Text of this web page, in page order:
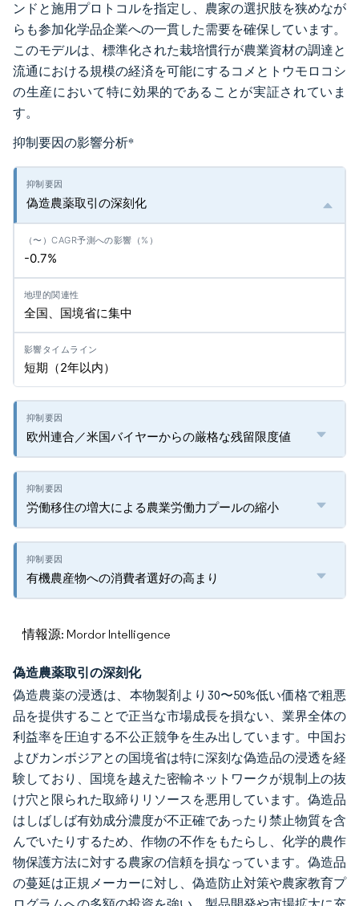
ンドと施用プロトコルを指定し、農家の選択肢を狭めなが
らも参加化学品企業への一貫した需要を確保しています。
このモデルは、標準化された栽培慣行が農業資材の調達と
流通における規模の経済を可能にするコメとトウモロコシ
の生産において特に効果的であることが実証されていま
す。
抑制要因の影響分析*
偽造農薬取引の深刻化
-0.7%
全国、国境省に集中
短期（2年以内）
欧州連合／米国バイヤーからの厳格な残留限度値
労働移住の増大による農業労働力プールの縮小
有機農産物への消費者選好の高まり
情報源: Mordor Intelligence
偽造農薬取引の深刻化
偽造農薬の浸透は、本物製剤より30〜50%低い価格で粗悪
品を提供することで正当な市場成長を損ない、業界全体の
利益率を圧迫する不公正競争を生み出しています。中国お
よびカンボジアとの国境省は特に深刻な偽造品の浸透を経
験しており、国境を越えた密輸ネットワークが規制上の抜
け穴と限られた取締りリソースを悪用しています。偽造品
はしばしば有効成分濃度が不正確であったり禁止物質を含
んでいたりするため、作物の不作をもたらし、化学的農作
物保護方法に対する農家の信頼を損なっています。偽造品
の蔓延は正規メーカーに対し、偽造防止対策や農家教育プ